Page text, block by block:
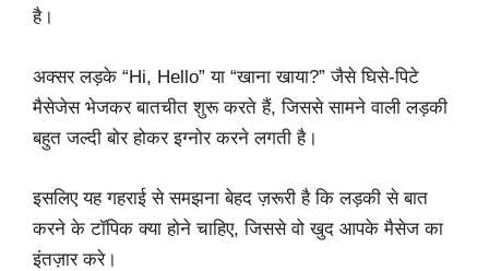
है।
अक्सर लड़के “Hi, Hello” या “खाना खाया?” जैसे घिसे-पिटे
मैसेजेस भेजकर बातचीत शुरू करते हैं, जिससे सामने वाली लड़की
बहुत जल्दी बोर होकर इग्नोर करने लगती है।
इसलिए यह गहराई से समझना बेहद ज़रूरी है कि लड़की से बात
करने के टॉपिक क्या होने चाहिए, जिससे वो खुद आपके मैसेज का
इंतज़ार करे।